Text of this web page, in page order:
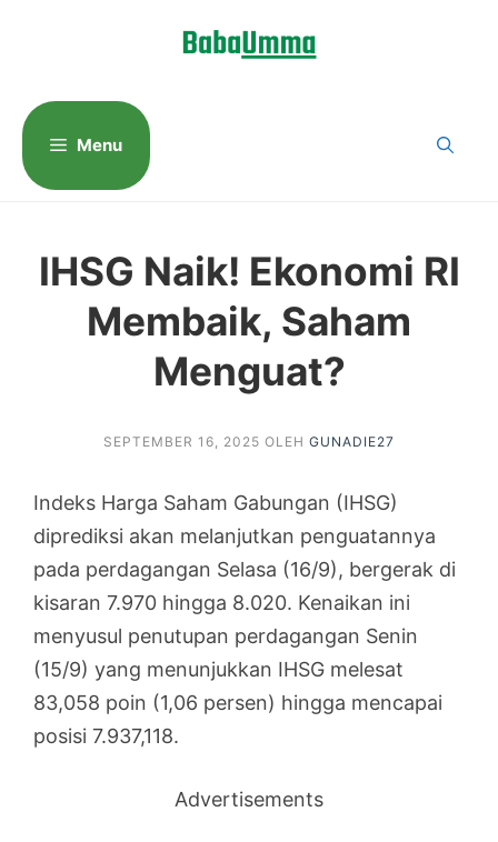
Menu
IHSG Naik! Ekonomi RI
Membaik, Saham
Menguat?
SEPTEMBER 16, 2025 OLEH GUNADIE27
Indeks Harga Saham Gabungan (IHSG)
diprediksi akan melanjutkan penguatannya
pada perdagangan Selasa (16/9), bergerak di
kisaran 7.970 hingga 8.020. Kenaikan ini
menyusul penutupan perdagangan Senin
(15/9) yang menunjukkan IHSG melesat
83,058 poin (1,06 persen) hingga mencapai
posisi 7.937,118.
Advertisements